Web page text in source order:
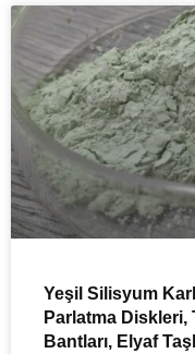
Yeşil Silisyum
Parlatma Diskleri,
Bantları, Elyaf